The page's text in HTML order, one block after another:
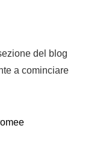
del blog
a cominciare